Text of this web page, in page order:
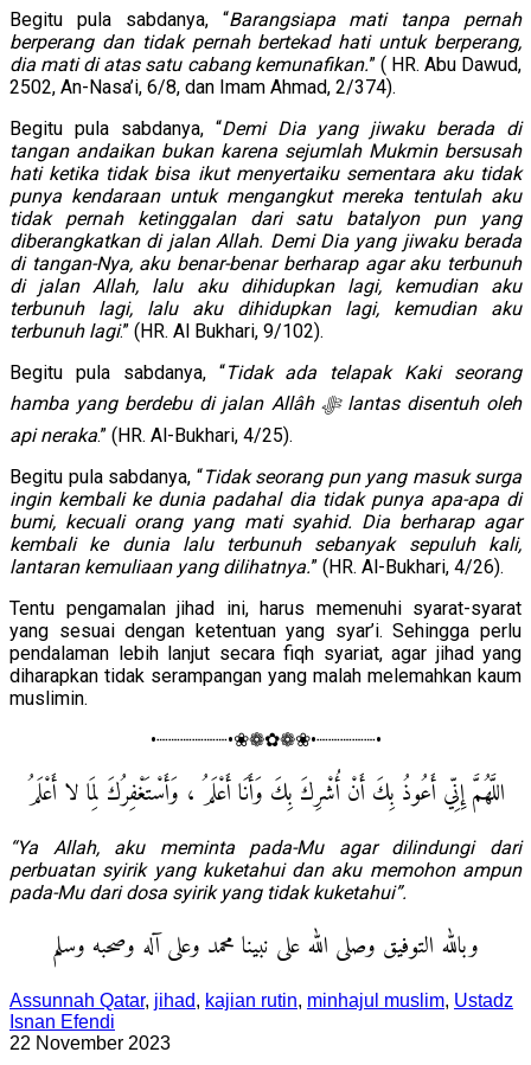
Begitu pula sabdanya, “Barangsiapa mati tanpa pernah
berperang dan tidak pernah bertekad hati untuk berperang,
dia mati di atas satu cabang kemunafikan.” ( HR. Abu Dawud,
2502, An-Nasa’i, 6/8, dan Imam Ahmad, 2/374).
Begitu pula sabdanya, “Demi Dia yang jiwaku berada di
tangan andaikan bukan karena sejumlah Mukmin bersusah
hati ketika tidak bisa ikut menyertaiku sementara aku tidak
punya kendaraan untuk mengangkut mereka tentulah aku
tidak pernah ketinggalan dari satu batalyon pun yang
diberangkatkan di jalan Allah. Demi Dia yang jiwaku berada
di tangan-Nya, aku benar-benar berharap agar aku terbunuh
di jalan Allah, lalu aku dihidupkan lagi, kemudian aku
terbunuh lagi, lalu aku dihidupkan lagi, kemudian aku
terbunuh lagi.” (HR. Al Bukhari, 9/102).
Begitu pula sabdanya, “Tidak ada telapak Kaki seorang
hamba yang berdebu di jalan Allâh ﷻ lantas disentuh oleh
api neraka.” (HR. Al-Bukhari, 4/25).
Begitu pula sabdanya, “Tidak seorang pun yang masuk surga
ingin kembali ke dunia padahal dia tidak punya apa-apa di
bumi, kecuali orang yang mati syahid. Dia berharap agar
kembali ke dunia lalu terbunuh sebanyak sepuluh kali,
lantaran kemuliaan yang dilihatnya.” (HR. Al-Bukhari, 4/26).
Tentu pengamalan jihad ini, harus memenuhi syarat-syarat
yang sesuai dengan ketentuan yang syar’i. Sehingga perlu
pendalaman lebih lanjut secara fiqh syariat, agar jihad yang
diharapkan tidak serampangan yang malah melemahkan kaum
muslimin.
•┈┈┈┈┈┈•❀❁✿❁❀•┈┈┈┈┈•
اللَّهُمَّ إِنِّي أَعُوذُ بِكَ أَنْ أُشْرِكَ بِكَ وَأَنَا أَعْلَمُ ، وَأَسْتَغْفِرُكَ لِمَا لا أَعْلَمُ
“Ya Allah, aku meminta pada-Mu agar dilindungi dari
perbuatan syirik yang kuketahui dan aku memohon ampun
pada-Mu dari dosa syirik yang tidak kuketahui”.
وبالله التوفيق وصلى الله على نبينا محمد وعلى آله وصحبه وسلم
Assunnah Qatar, jihad, kajian rutin, minhajul muslim, Ustadz
Isnan Efendi
22 November 2023